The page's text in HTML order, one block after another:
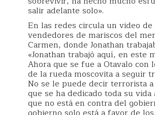
salir adelante solo».
En las redes circula un video de
vendedores de mariscos del
Carmen, donde Jonathan
«Jonathan trabajó aquí, en este
Ahora que se fue a Otavalo con
de la rueda moscovita a seguir
No se le puede decir terrorista
que se ha dedicado toda su
que no está en contra del